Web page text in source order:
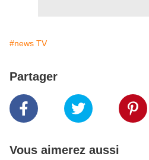
#news TV
Partager
Vous aimerez aussi